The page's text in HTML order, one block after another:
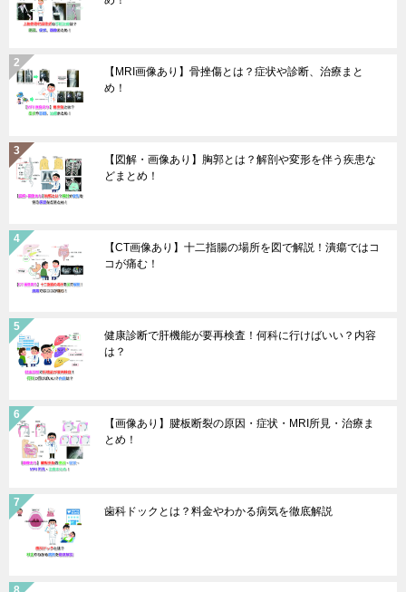
【MRI画像あり】骨挫傷とは？症状や診断、治療まと
め！
【図解・画像あり】胸郭とは？解剖や変形を伴う疾患な
どまとめ！
【CT画像あり】十二指腸の場所を図で解説！潰瘍ではコ
コが痛む！
健康診断で肝機能が要再検査！何科に行けばいい？内容
は？
【画像あり】腱板断裂の原因・症状・MRI所見・治療ま
とめ！
歯科ドックとは？料金やわかる病気を徹底解説